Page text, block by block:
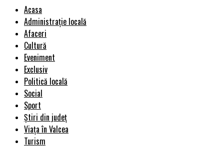
Acasa
Administrație locală
Afaceri
Cultură
Eveniment
Exclusiv
Politică locală
Social
Sport
Știri din județ
Viața în Valcea
Turism